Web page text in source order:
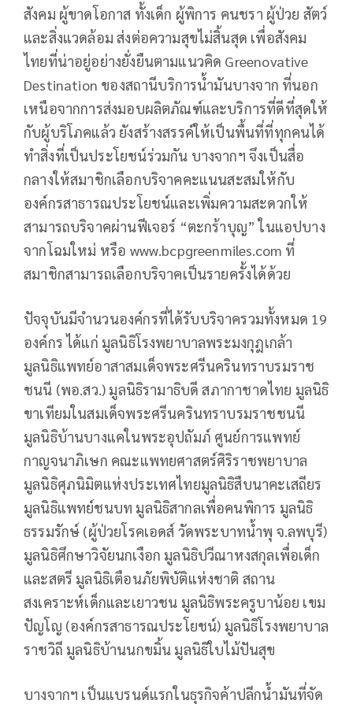
สังคม ผู้ขาดโอกาส ทั้งเด็ก ผู้พิการ คนชรา ผู้ป่วย สัตว์
และสิ่งแวดล้อม ส่งต่อความสุขไม่สิ้นสุด เพื่อสังคม
ไทยที่น่าอยู่อย่างยั่งยืนตามแนวคิด Greenovative
Destination ของสถานีบริการน้ำมันบางจาก ที่นอก
เหนือจากการส่งมอบผลิตภัณฑ์และบริการที่ดีที่สุดให้
กับผู้บริโภคแล้ว ยังสร้างสรรค์ให้เป็นพื้นที่ที่ทุกคนได้
ทำสิ่งที่เป็นประโยชน์ร่วมกัน บางจากฯ จึงเป็นสื่อ
กลางให้สมาชิกเลือกบริจาคคะแนนสะสมให้กับ
องค์กรสาธารณประโยชน์และเพิ่มความสะดวกให้
สามารถบริจาคผ่านฟีเจอร์ “ตะกร้าบุญ” ในแอปบาง
จากโฉมใหม่ หรือ www.bcpgreenmiles.com ที่
สมาชิกสามารถเลือกบริจาคเป็นรายครั้งได้ด้วย
ปัจจุบันมีจำนวนองค์กรที่ได้รับบริจาครวมทั้งหมด 19
องค์กร ได้แก่ มูลนิธิโรงพยาบาลพระมงกุฎเกล้า
มูลนิธิแพทย์อาสาสมเด็จพระศรีนครินทราบรมราช
ชนนี (พอ.สว.) มูลนิธิรามาธิบดี สภากาชาดไทย มูลนิธิ
ขาเทียมในสมเด็จพระศรีนครินทราบรมราชชนนี
มูลนิธิบ้านบางแคในพระอุปถัมภ์ ศูนย์การแพทย์
กาญจนาภิเษก คณะแพทยศาสตร์ศิริราชพยาบาล
มูลนิธิศุภนิมิตแห่งประเทศไทยมูลนิธิสืบนาคะเสถียร
มูลนิธิแพทย์ชนบท มูลนิธิสากลเพื่อคนพิการ มูลนิธิ
ธรรมรักษ์ (ผู้ป่วยโรคเอดส์ วัดพระบาทน้ำพุ จ.ลพบุรี)
มูลนิธิศึกษาวิจัยนกเงือก มูลนิธิปวีณาหงสกุลเพื่อเด็ก
และสตรี มูลนิธิเตือนภัยพิบัติแห่งชาติ สถาน
สงเคราะห์เด็กและเยาวชน มูลนิธิพระครูบาน้อย เขม
ปัญโญ (องค์กรสาธารณประโยชน์) มูลนิธิโรงพยาบาล
ราชวิถี มูลนิธิบ้านนกขมิ้น มูลนิธิใบไม้ปันสุข
บางจากฯ เป็นแบรนด์แรกในธุรกิจค้าปลีกน้ำมันที่จัด